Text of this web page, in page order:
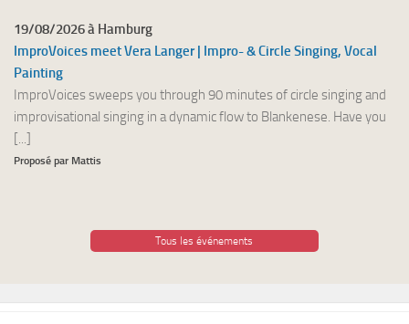
19/08/2026 à Hamburg
ImproVoices meet Vera Langer | Impro- & Circle Singing, Vocal
Painting
ImproVoices sweeps you through 90 minutes of circle singing and
improvisational singing in a dynamic flow to Blankenese. Have you
[...]
Proposé par Mattis
Tous les événements